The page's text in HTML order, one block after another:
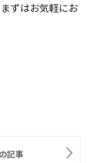
ずはお気軽にお